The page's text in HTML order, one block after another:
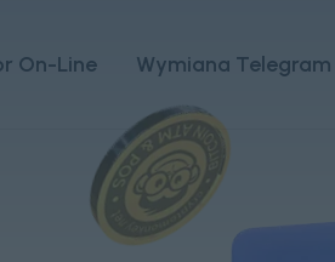
On-Line Wymiana Telegram